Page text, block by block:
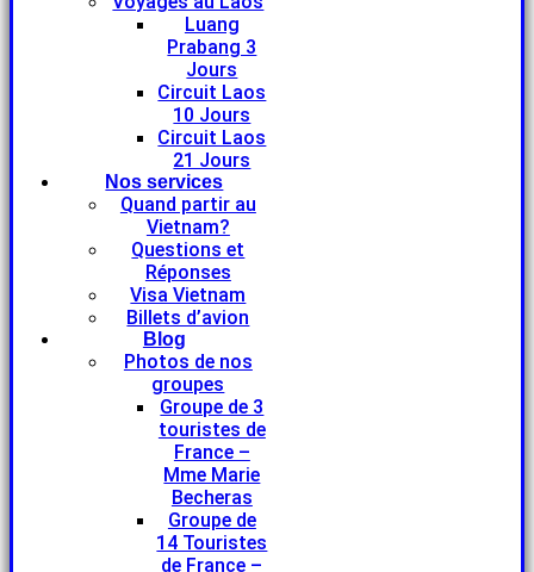
Luang
Prabang 3
Jours
Circuit Laos
10 Jours
Circuit Laos
21 Jours
Nos services
Quand partir au
Vietnam?
Questions et
Réponses
Visa Vietnam
Billets d’avion
Blog
Photos de nos
groupes
Groupe de 3
touristes de
France –
Mme Marie
Becheras
Groupe de
14 Touristes
de France –